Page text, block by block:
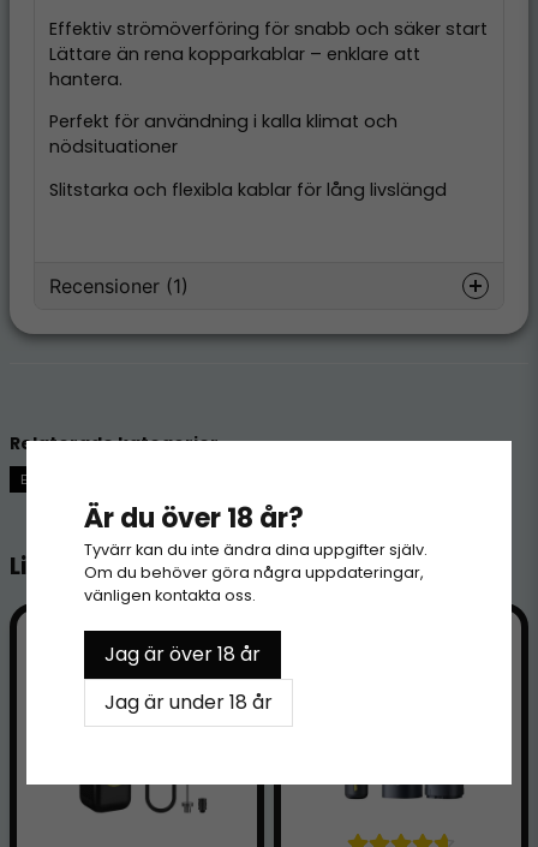
Effektiv strömöverföring för snabb och säker start
Lättare än rena kopparkablar – enklare att
hantera.
Perfekt för användning i kalla klimat och
nödsituationer
Slitstarka och flexibla kablar för lång livslängd
Recensioner (1)
Liknande produkter
Relaterade kategorier
ELEKTRONIK
Är du över 18 år?
Tyvärr kan du inte ändra dina uppgifter själv.
Om du behöver göra några uppdateringar,
vänligen kontakta oss.
Jag är över 18 år
Jag är under 18 år